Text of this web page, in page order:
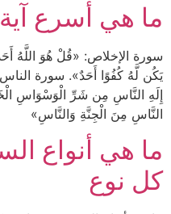
ما هي أسرع
سورة الإخلاص: «قُلْ هُوَ اللَّهُ
يَكُن لَّهُ كُفُوًا أَحَدٌ». سورة
إِلَهِ النَّاسِ مِن شَرِّ الْوَسْوَاسِ
النَّاسِ مِنَ الْجِنَّةِ وَالنَّاسِ»
ما هي أنواع
كل نوع